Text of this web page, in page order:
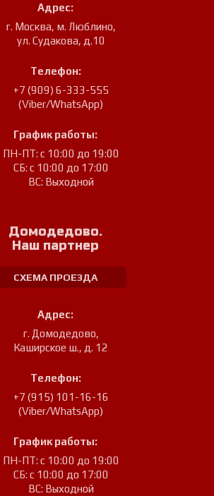
Адрес:
г. Москва, м. Люблино,
ул. Судакова, д.10
Телефон:
+7 (909) 6-333-555
(Viber/WhatsApp)
График работы:
ПН-ПТ: с 10:00 до 19:00
СБ: с 10:00 до 17:00
ВС: Выходной
Домодедово.
Наш партнер
СХЕМА ПРОЕЗДА
Адрес:
г. Домодедово,
Каширское ш., д. 12
Телефон:
+7 (915) 101-16-16
(Viber/WhatsApp)
График работы:
ПН-ПТ: с 10:00 до 19:00
СБ: с 10:00 до 17:00
ВС: Выходной